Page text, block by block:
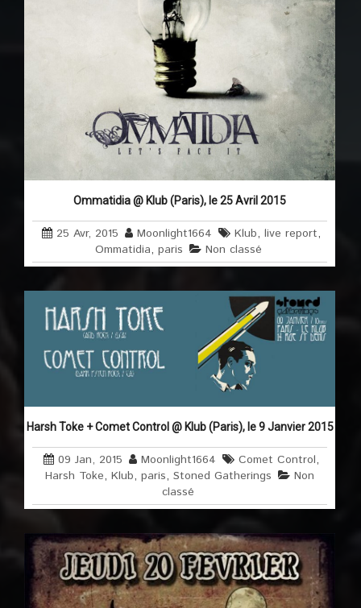
Ommatidia @ Klub (Paris), le 25 Avril 2015
25 Avr, 2015 Moonlight1664 Klub,live report,
Ommatidia, paris Non classé
Harsh Toke + Comet Control @ Klub (Paris), le 9 Janvier 2015
09 Jan, 2015 Moonlight1664 Comet Control,
Harsh Toke,Klub,paris,Stoned Gatherings
Non
classé